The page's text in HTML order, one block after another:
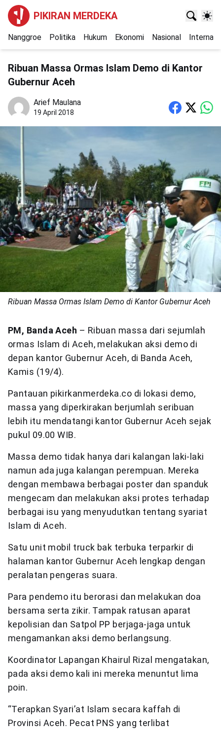
PIKIRAN MERDEKA
Nanggroe Politika Hukum Ekonomi Nasional
Ribuan Massa Ormas Islam Demo di Kantor
Gubernur Aceh
Arief Maulana
19 April 2018
Ribuan Massa Ormas Islam Demo di Kantor Gubernur Aceh
PM, Banda Aceh – Ribuan massa dari sejumlah
ormas Islam di Aceh, melakukan aksi demo di
depan kantor Gubernur Aceh, di Banda Aceh,
Kamis (19/4).
Pantauan pikirkanmerdeka.co di lokasi demo,
massa yang diperkirakan berjumlah seribuan
lebih itu mendatangi kantor Gubernur Aceh sejak
pukul 09.00 WIB.
Massa demo tidak hanya dari kalangan laki-laki
namun ada juga kalangan perempuan. Mereka
dengan membawa berbagai poster dan spanduk
mengecam dan melakukan aksi protes terhadap
berbagai isu yang menyudutkan tentang syariat
Islam di Aceh.
Satu unit mobil truck bak terbuka terparkir di
halaman kantor Gubernur Aceh lengkap dengan
peralatan pengeras suara.
Para pendemo itu berorasi dan melakukan doa
bersama serta zikir. Tampak ratusan aparat
kepolisian dan Satpol PP berjaga-jaga untuk
mengamankan aksi demo berlangsung.
Koordinator Lapangan Khairul Rizal mengatakan,
pada aksi demo kali ini mereka menuntut lima
poin.
“Terapkan Syari’at Islam secara kaffah di
Provinsi Aceh. Pecat PNS yang terlibat